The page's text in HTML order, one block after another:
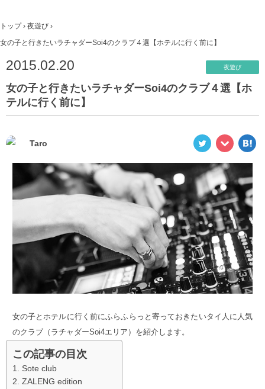
トップ › 夜遊び ›
女の子と行きたいラチャダーSoi4のクラブ４選【ホテルに行く前に】
2015.02.20 夜遊び
女の子と行きたいラチャダーSoi4のクラブ４選【ホ
テルに行く前に】
Taro
女の子とホテルに行く前にふらふらっと寄っておきたいタイ人に人気
のクラブ（ラチャダーSoi4エリア）を紹介します。
この記事の目次
Sote club
ZALENG edition